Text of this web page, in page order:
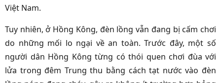
Việt Nam.
Tuy nhiên, ở Hồng Kông, đèn lồng vẫn đang bị cấm chơi
do những mối lo ngại về an toàn. Trước đây, một số
người dân Hồng Kông từng có thói quen chơi đùa với
lửa trong đêm Trung thu bằng cách tạt nước vào đèn